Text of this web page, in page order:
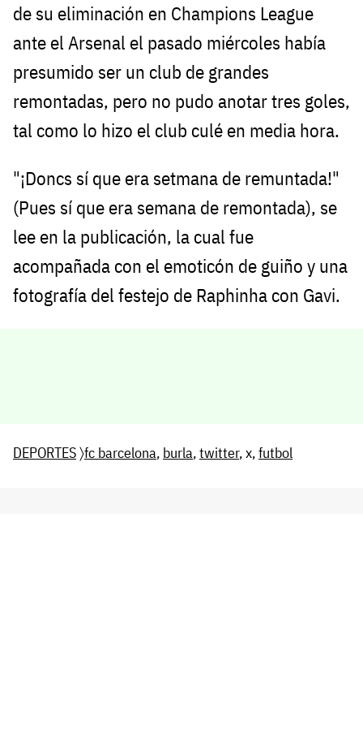
de su eliminación en Champions League
ante el Arsenal el pasado miércoles había
presumido ser un club de grandes
remontadas, pero no pudo anotar tres goles,
tal como lo hizo el club culé en media hora.
"¡Doncs sí que era setmana de remuntada!"
(Pues sí que era semana de remontada), se
lee en la publicación, la cual fue
acompañada con el emoticón de guiño y una
fotografía del festejo de Raphinha con Gavi.
DEPORTES〉fc barcelona, burla,twitter, x,futbol